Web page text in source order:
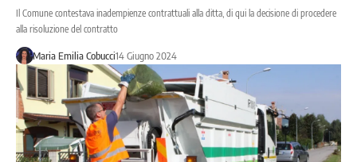
Il Comune contestava inadempienze contrattuali alla ditta, di qui la decisione di procedere
alla risoluzione del contratto
Maria Emilia Cobucci14 Giugno 2024